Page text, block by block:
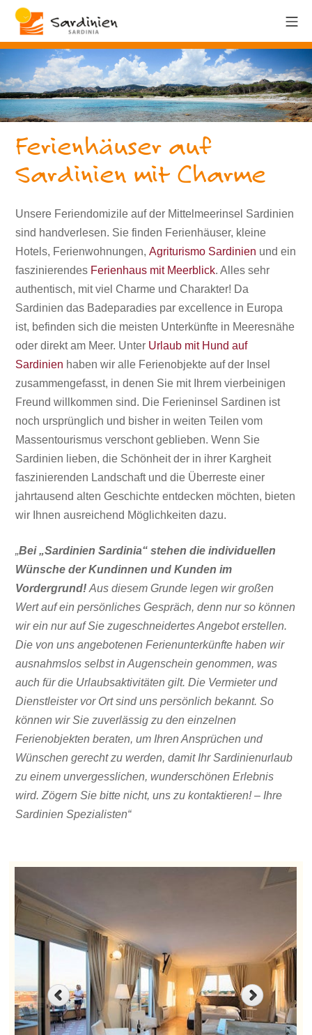
Ferienhäuser auf
Sardinien mit Charme
Unsere Feriendomizile auf der Mittelmeerinsel Sardinien
sind handverlesen. Sie finden Ferienhäuser, kleine
Hotels, Ferienwohnungen,Agriturismo Sardinien und ein
faszinierendes Ferienhaus mit Meerblick. Alles sehr
authentisch, mit viel Charme und Charakter! Da
Sardinien das Badeparadies par excellence in Europa
ist, befinden sich die meisten Unterkünfte in Meeresnähe
oder direkt am Meer. Unter Urlaub mit Hund auf
Sardinien haben wir alle Ferienobjekte auf der Insel
zusammengefasst, in denen Sie mit Ihrem vierbeinigen
Freund willkommen sind. Die Ferieninsel Sardinen ist
noch ursprünglich und bisher in weiten Teilen vom
Massentourismusverschont geblieben. Wenn Sie
Sardinien lieben, die Schönheit der in ihrer Kargheit
faszinierenden Landschaft und die Überreste einer
jahrtausend alten Geschichte entdecken möchten, bieten
wir Ihnen ausreichend Möglichkeiten dazu.
„Bei „Sardinien Sardinia“ stehen die individuellen
Wünsche der Kundinnen und Kunden im
Vordergrund! Aus diesem Grunde legen wir großen
Wert auf ein persönliches Gespräch, denn nur so können
wir ein nur auf Sie zugeschneidertes Angebot erstellen.
Die von uns angebotenen Ferienunterkünfte haben wir
ausnahmslos selbst in Augenschein genommen, was
auch für die Urlaubsaktivitäten gilt. Die Vermieter und
Dienstleister vor Ort sind uns persönlich bekannt. So
können wir Sie zuverlässig zu den einzelnen
Ferienobjekten beraten, um Ihren Ansprüchen und
Wünschen gerecht zu werden, damit Ihr Sardinienurlaub
zu einem unvergesslichen, wunderschönen Erlebnis
wird. Zögern Sie bitte nicht, uns zu kontaktieren! – Ihre
Sardinien Spezialisten“